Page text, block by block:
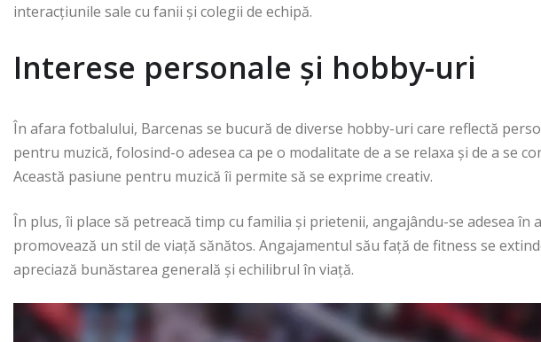
interacțiunile sale cu fanii și colegii de echipă.
Interese personale și hobby-uri
În afara fotbalului, Barcenas se bucură de diverse hobby-uri care reflectă
pentru muzică, folosind-o adesea ca pe o modalitate de a se relaxa și de a se
Această pasiune pentru muzică îi permite să se exprime creativ.
În plus, îi place să petreacă timp cu familia și prietenii, angajându-se adesea în
promovează un stil de viață sănătos. Angajamentul său față de fitness se
apreciază bunăstarea generală și echilibrul în viață.